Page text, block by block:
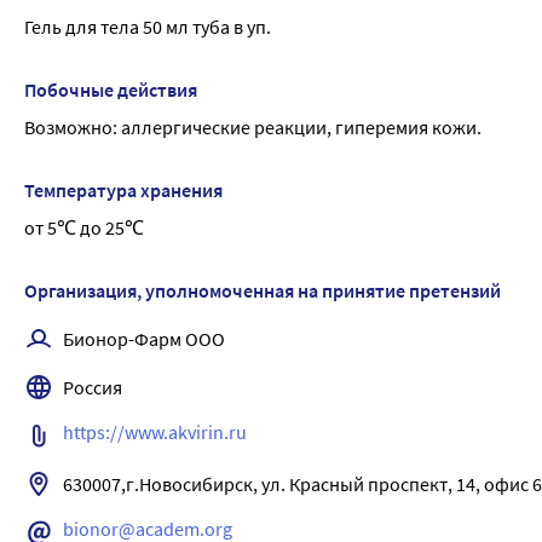
Гель для тела 50 мл туба в уп.
Побочные действия
Возможно: аллергические реакции, гиперемия кожи.
Температура хранения
от 5℃ до 25℃
Организация, уполномоченная на принятие претензий
Бионор-Фарм ООО
Россия
https://www.akvirin.ru
630007,г.Новосибирск, ул. Красный проспект, 14, офис
bionor@academ.org